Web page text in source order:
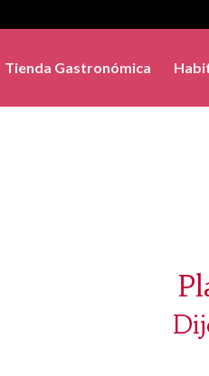
Tienda Gastronómica